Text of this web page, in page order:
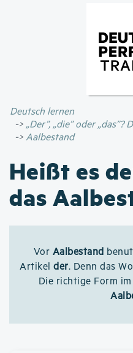
Deutsch lernen
„Der”, „die” oder
Aalbestand
Heißt es
das
Vor Aalbestand
Artikelder. Denn das
Die richtige Form